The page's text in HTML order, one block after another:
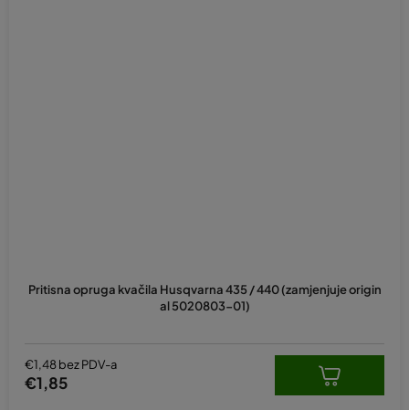
Pritisna opruga kvačila Husqvarna 435 / 440 (zamjenjuje origin
al 5020803-01)
€1,48 bez PDV-a
€1,85